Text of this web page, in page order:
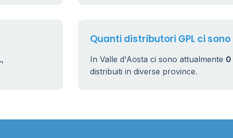
,
Quanti distributori GPL ci
In Valle d'Aosta ci sono attualmente 0
distribuiti in diverse province.